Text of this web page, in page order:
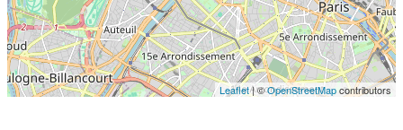
Leaflet| ©OpenStreetMapcontributors